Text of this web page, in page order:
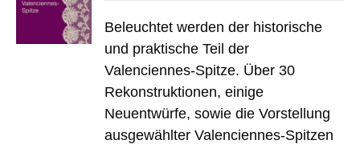
Beleuchtet werden der historische
und praktische Teil der
Valenciennes-Spitze. Über 30
Rekonstruktionen, einige
Neuentwürfe, sowie die Vorstellung
ausgewählter Valenciennes-Spitzen